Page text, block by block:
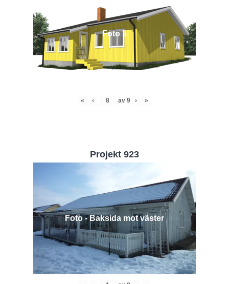
Foto 3
« ‹ av 9 › »
Projekt 923
Foto - Baksida mot väster